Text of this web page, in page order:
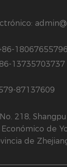
13735703737
87137609
218,
de
de